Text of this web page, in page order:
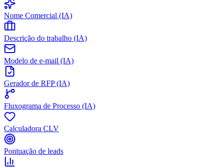
Nome Comercial (IA)
Descrição do trabalho (IA)
Modelo de e-mail (IA)
Gerador de RFP (IA)
Fluxograma de Processo (IA)
Calculadora CLV
Pontuação de leads